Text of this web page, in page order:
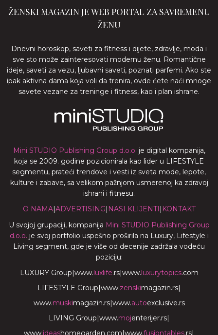
ŽENSKI MAGAZIN JE WEB PORTAL ZA SAVREMENU
ŽENU
Dnevni horoskop, saveti za fitness i dijete, zdravlje, moda i
sve sto može zainteresovati modernu ženu. Romantične
ideje, saveti za vezu, ljubavni saveti, poznati parfemi. Ako ste
ipak aktivna dama koja voli da trenira, ovde ćete naći mnoge
savete vezane za treninge i fitness, kao i plan ishrane.
Mini STUDIO Publishing Group d.o.o. je digital kompanija,
koja se 2009. godine pozicionirala kao lider u LIFESTYLE
segmentu, prateći trendove i vesti iz sveta mode, lepote,
kulture i zabave, sa velikom pažnjom usmerenoj ka zdravoj
ishrani i fitnesu.
O NAMA|ADVERTISING| NASI KLIJENTI | KONTAKT
U svojoj grupaciji, kompanija Mini STUDIO Publishing Group
d.o.o. je svoj portfolio uspešno proširila na Luxury, Lifestyle i
Living segment, gde je više od decenije zadržala vodeću
poziciju:
LUXURY Group|www.luxlife.rs|www.luxurytopics.com
LIFESTYLE Group|www.zenskimagazin.rs|
www.muskimagazin.rs|www.autoexclusive.rs
LIVING Group|www.mojenterijer.rs|
www.ideashomegarden.com|www.fusiontables.rs|